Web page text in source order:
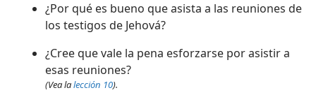
¿Por qué es bueno que asista a las reuniones de
los testigos de Jehová?
¿Cree que vale la pena esforzarse por asistir a
esas reuniones?
(Vea lalección 10).